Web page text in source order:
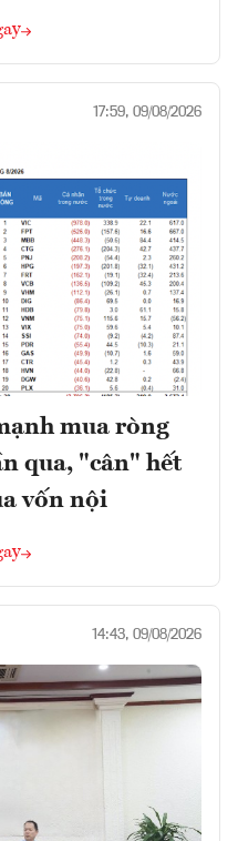
17:59, 09/08/2026
mua ròng
qua, "cân" hết
vốn nội
14:43, 09/08/2026